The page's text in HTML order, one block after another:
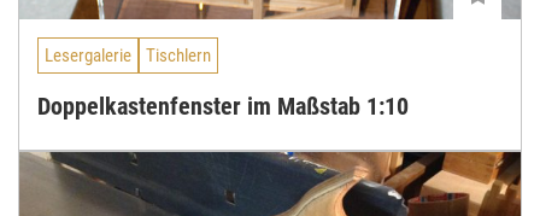
Lesergalerie Tischlern
Doppelkastenfenster im Maßstab 1:10